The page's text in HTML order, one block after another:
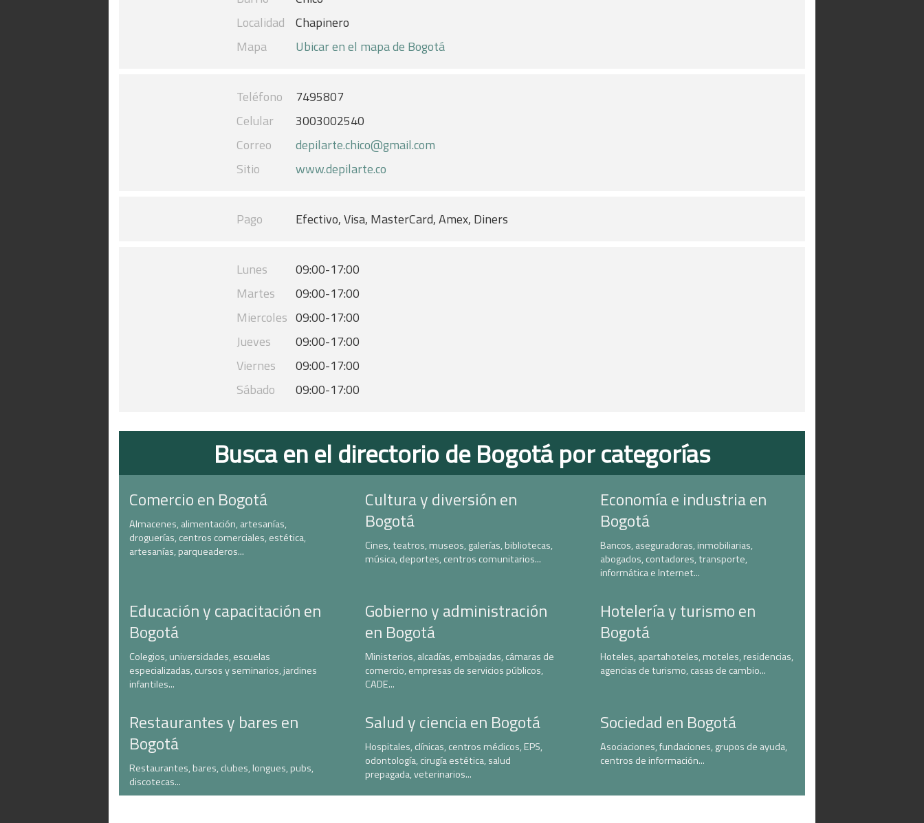
Localidad
Chapinero
Mapa
Ubicar en el mapa de Bogotá
Teléfono
7495807
Celular
3003002540
Correo
depilarte.chico@gmail.com
Sitio
www.depilarte.co
Pago Efectivo, Visa, MasterCard, Amex, Diners
Lunes
09:00-17:00
Martes
09:00-17:00
Miercoles 09:00-17:00
Jueves
09:00-17:00
Viernes
09:00-17:00
Sábado
09:00-17:00
Busca en el directorio de Bogotá por categorías
Comercio en Bogotá
Almacenes, alimentación, artesanías,
droguerías, centros comerciales, estética,
artesanías, parqueaderos...
Cultura y diversión en
Bogotá
Cines, teatros, museos, galerías, bibliotecas,
música, deportes, centros comunitarios...
Economía e industria en
Bogotá
Bancos, aseguradoras, inmobiliarias,
abogados, contadores, transporte,
informática e Internet...
Educación y capacitación en
Bogotá
Colegios, universidades, escuelas
especializadas, cursos y seminarios, jardines
infantiles...
Gobierno y administración
en Bogotá
Ministerios, alcadías, embajadas, cámaras de
comercio, empresas de servicios públicos,
CADE...
Hotelería y turismo en
Bogotá
Hoteles, apartahoteles, moteles, residencias,
agencias de turismo, casas de cambio...
Restaurantes y bares en
Bogotá
Restaurantes, bares, clubes, longues, pubs,
discotecas...
Salud y ciencia en Bogotá
Hospitales, clínicas, centros médicos, EPS,
odontología, cirugía estética, salud
prepagada, veterinarios...
Sociedad en Bogotá
Asociaciones, fundaciones, grupos de ayuda,
centros de información...